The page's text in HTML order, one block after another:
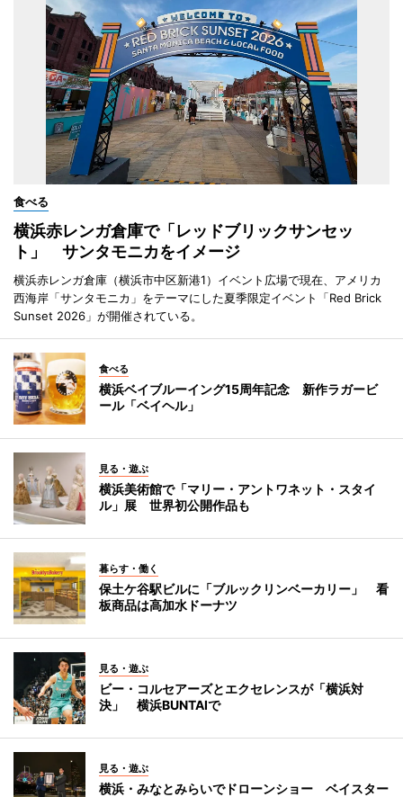
食べる
横浜赤レンガ倉庫で「レッドブリックサンセッ
ト」 サンタモニカをイメージ
横浜赤レンガ倉庫（横浜市中区新港1）イベント広場で現在、アメリカ
西海岸「サンタモニカ」をテーマにした夏季限定イベント「Red Brick
Sunset 2026」が開催されている。
食べる
横浜ベイブルーイング15周年記念 新作ラガービ
ール「ベイヘル」
見る・遊ぶ
横浜美術館で「マリー・アントワネット・スタイ
ル」展 世界初公開作品も
暮らす・働く
保土ケ谷駅ビルに「ブルックリンベーカリー」 看
板商品は高加水ドーナツ
見る・遊ぶ
ビー・コルセアーズとエクセレンスが「横浜対
決」 横浜BUNTAIで
見る・遊ぶ
横浜・みなとみらいでドローンショー ベイスター